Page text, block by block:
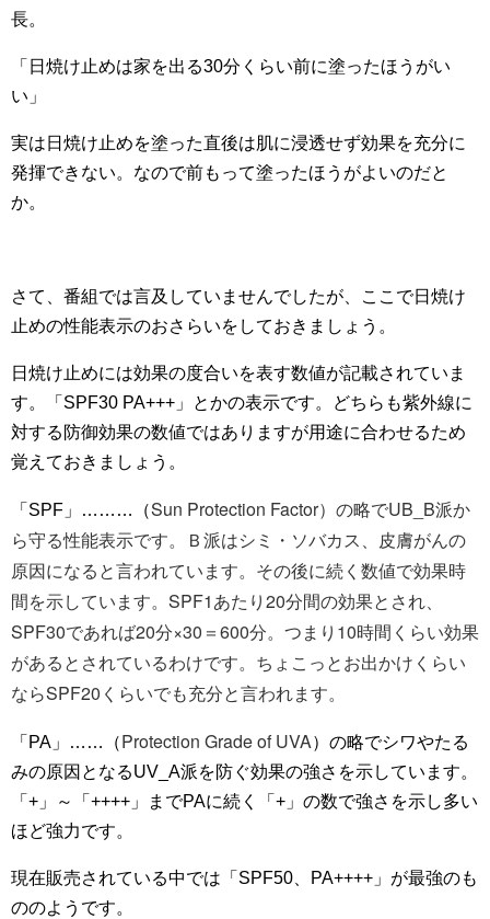
長。
「日焼け止めは家を出る30分くらい前に塗ったほうがい
い」
実は日焼け止めを塗った直後は肌に浸透せず効果を充分に
発揮できない。なので前もって塗ったほうがよいのだと
か。
さて、番組では言及していませんでしたが、ここで日焼け
止めの性能表示のおさらいをしておきましょう。
日焼け止めには効果の度合いを表す数値が記載されていま
す。「SPF30 PA+++」とかの表示です。どちらも紫外線に
対する防御効果の数値ではありますが用途に合わせるため
覚えておきましょう。
「SPF」………（Sun Protection Factor）の略でUB_B派か
ら守る性能表示です。Ｂ派はシミ・ソバカス、皮膚がんの
原因になると言われています。その後に続く数値で効果時
間を示しています。SPF1あたり20分間の効果とされ、
SPF30であれば20分×30＝600分。つまり10時間くらい効果
があるとされているわけです。ちょこっとお出かけくらい
ならSPF20くらいでも充分と言われます。
「PA」……（Protection Grade of UVA）の略でシワやたる
みの原因となるUV_A派を防ぐ効果の強さを示しています。
「+」～「++++」までPAに続く「+」の数で強さを示し多い
ほど強力です。
現在販売されている中では「SPF50、PA++++」が最強のも
ののようです。